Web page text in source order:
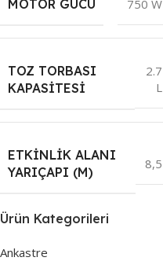
Ürün Kategorileri
Ankastre
MOTOR GÜCÜ 750 W
TOZ TORBASI
KAPASITESI
2.7
L
ETKINLIK ALANI
YARIÇAPI (M)
8,5